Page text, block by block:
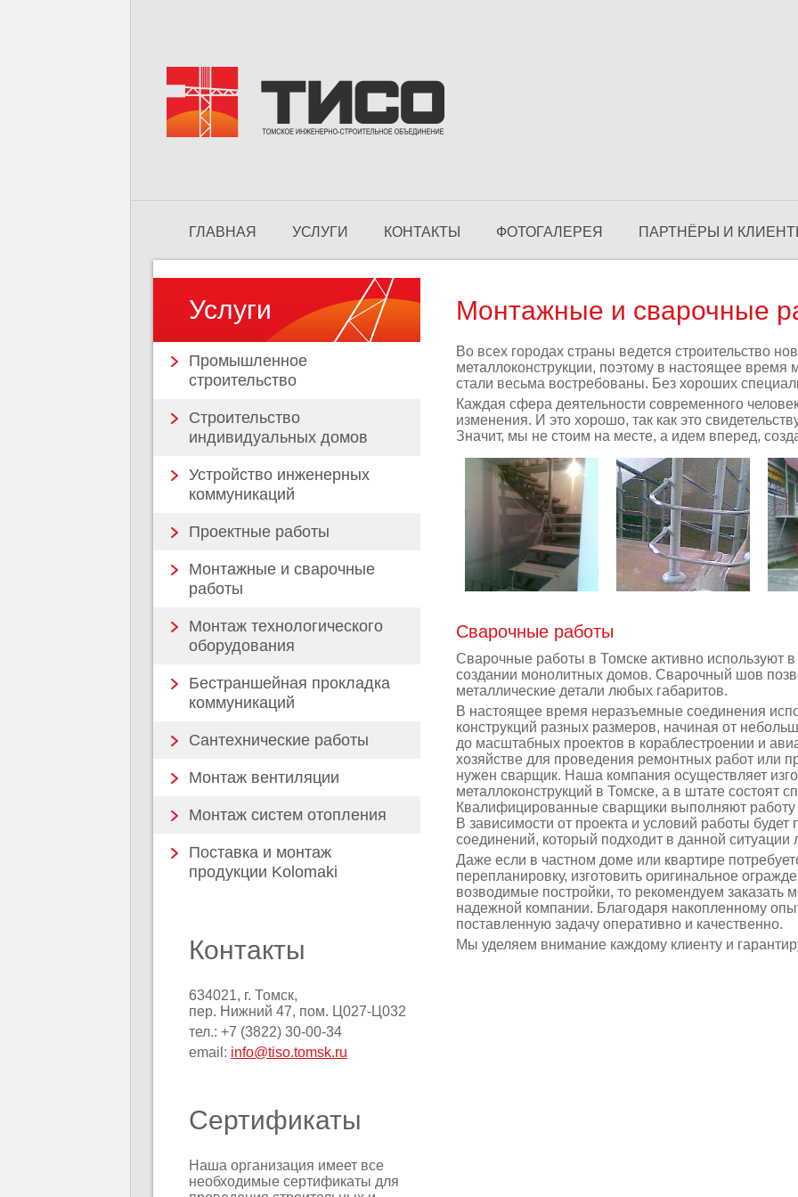
ГЛАВНАЯ УСЛУГИ КОНТАКТЫ ФОТОГАЛЕРЕЯ ПАРТНЁРЫ И
ПОСТАВКА И МОНТАЖ ПРОДУКЦИИ KOLOMAKI
Услуги
Промышленное
строительство
Строительство
индивидуальных домов
Устройство инженерных
коммуникаций
Проектные работы
Монтажные и сварочные
работы
Монтаж технологического
оборудования
Бестраншейная прокладка
коммуникаций
Сантехнические работы
Монтаж вентиляции
Монтаж систем отопления
Поставка и монтаж
продукции Kolomaki
Контакты
634021, г. Томск,
пер. Нижний 47, пом. Ц027-Ц032
тел.: +7 (3822) 30-00-34
email: info@tiso.tomsk.ru
Сертификаты
Наша организация имеет все
необходимые сертификаты для
Монтажные и сварочные
Во всех городах страны ведется строительство
металлоконструкции, поэтому в настоящее
стали весьма востребованы. Без хороших
Каждая сфера деятельности современного
изменения. И это хорошо, так как это
Значит, мы не стоим на месте, а идем вперед,
Сварочные работы
Сварочные работы в Томске активно используют
создании монолитных домов. Сварочный шов
металлические детали любых габаритов.
В настоящее время неразъемные соединения
конструкций разных размеров, начиная от
до масштабных проектов в кораблестроении и
хозяйстве для проведения ремонтных работ или
нужен сварщик. Наша компания осуществляет
металлоконструкций в Томске, а в штате состоят
Квалифицированные сварщики выполняют работу
В зависимости от проекта и условий работы будет
соединений, который подходит в данной ситуации
Даже если в частном доме или квартире
перепланировку, изготовить оригинальное
возводимые постройки, то рекомендуем заказать
надежной компании. Благодаря накопленному
поставленную задачу оперативно и качественно.
Мы уделяем внимание каждому клиенту и